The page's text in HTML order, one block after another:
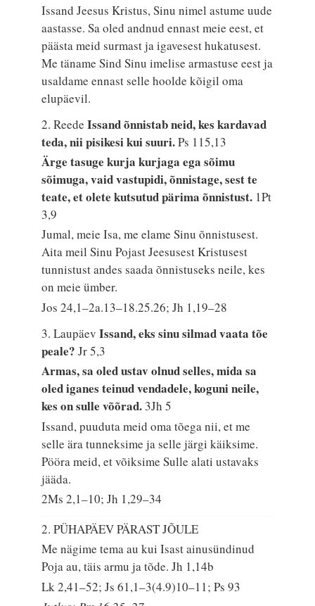
Issand Jeesus Kristus, Sinu nimel astume uude
aastasse. Sa oled andnud ennast meie eest, et
päästa meid surmast ja igavesest hukatusest.
Me täname Sind Sinu imelise armastuse eest ja
usaldame ennast selle hoolde kõigil oma
elupäevil.
2. ReedeIssand õnnistab neid, kes kardavad
teda, nii pisikesi kui suuri.Ps 115,13
Ärge tasuge kurja kurjaga ega sõimu
sõimuga, vaid vastupidi, õnnistage, sest te
teate, et olete kutsutud pärima õnnistust. 1Pt
3,9
Jumal, meie Isa, me elame Sinu õnnistusest.
Aita meil Sinu Pojast Jeesusest Kristusest
tunnistust andes saada õnnistuseks neile, kes
on meie ümber.
Jos 24,1–2a.13–18.25.26; Jh 1,19–28
3. LaupäevIssand, eks sinu silmad vaata tõe
peale?Jr 5,3
Armas, sa oled ustav olnud selles, mida sa
oled iganes teinud vendadele, koguni neile,
kes on sulle võõrad. 3Jh 5
Issand, puuduta meid oma tõega nii, et me
selle ära tunneksime ja selle järgi käiksime.
Pööra meid, et võiksime Sulle alati ustavaks
jääda.
2Ms 2,1–10; Jh 1,29–34
2. PÜHAPÄEV PÄRAST JÕULE
Me nägime tema au kui Isast ainusündinud
Poja au, täis armu ja tõde.Jh 1,14b
Lk 2,41–52; Js 61,1–3(4.9)10–11; Ps 93